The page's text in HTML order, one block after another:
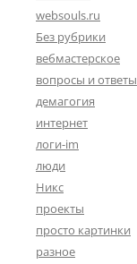
websouls.ru
Без рубрики
вебмастерское
вопросы и ответы
демагогия
интернет
логи-im
люди
Никс
проекты
просто картинки
разное